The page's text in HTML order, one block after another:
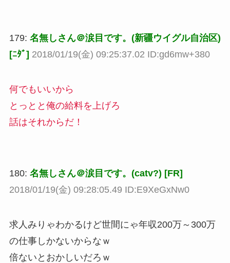
179: 名無しさん＠涙目です。(新疆ウイグル自治区)
[ﾆﾀﾞ] 2018/01/19(金) 09:25:37.02 ID:gd6mw+380
何でもいいから
とっとと俺の給料を上げろ
話はそれからだ！
180: 名無しさん＠涙目です。(catv?) [FR]
2018/01/19(金) 09:28:05.49 ID:E9XeGxNw0
求人みりゃわかるけど世間にゃ年収200万～300万
の仕事しかないからなｗ
倍ないとおかしいだろｗ